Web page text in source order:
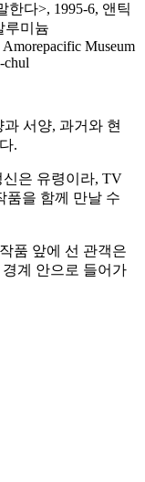
다>, 1995-6, 앤틱
루미늄
Museum
chul
서양, 과거와 현
.
은 유령이라, TV
품을 함께 만날 수
품 앞에 선 관객은
계 안으로 들어가